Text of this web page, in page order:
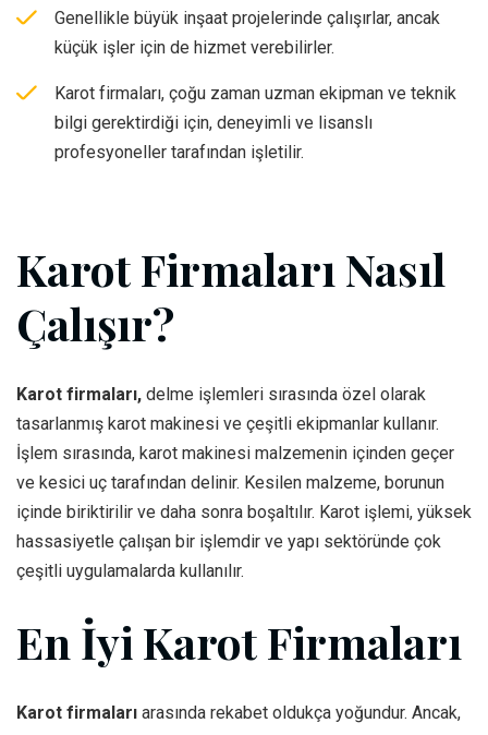
Genellikle büyük inşaat projelerinde çalışırlar, ancak
küçük işler için de hizmet verebilirler.
Karot firmaları, çoğu zaman uzman ekipman ve teknik
bilgi gerektirdiği için, deneyimli ve lisanslı
profesyoneller tarafından işletilir.
Karot Firmaları Nasıl
Çalışır?
Karot firmaları, delme işlemleri sırasında özel olarak
tasarlanmış karot makinesi ve çeşitli ekipmanlar kullanır.
İşlem sırasında, karot makinesi malzemenin içinden geçer
ve kesici uç tarafından delinir. Kesilen malzeme, borunun
içinde biriktirilir ve daha sonra boşaltılır. Karot işlemi, yüksek
hassasiyetle çalışan bir işlemdir ve yapı sektöründe çok
çeşitli uygulamalarda kullanılır.
En İyi Karot Firmaları
Karot firmaları arasında rekabet oldukça yoğundur. Ancak,